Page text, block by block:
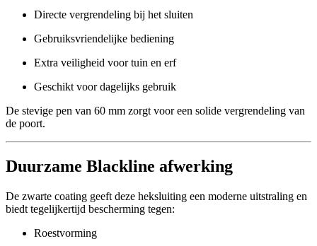
Directe vergrendeling bij het sluiten
Gebruiksvriendelijke bediening
Extra veiligheid voor tuin en erf
Geschikt voor dagelijks gebruik
De stevige pen van 60 mm zorgt voor een solide vergrendeling van
de poort.
Duurzame Blackline afwerking
De zwarte coating geeft deze heksluiting een moderne uitstraling en
biedt tegelijkertijd bescherming tegen:
Roestvorming